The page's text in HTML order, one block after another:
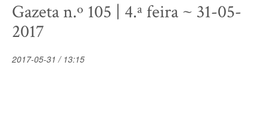
Gazeta n.º 105 | 4.ª feira ~ 31-05-
2017
2017-05-31 / 13:15